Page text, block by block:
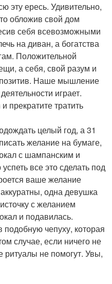
эту ересь. Удивительно,
обложив свой дом
себя всевозможными
на диван, а богатства
Положительной
а себя, свой разум и
Наше мышление
играет.
прекратите тратить
целый год, а 31
желание на бумаге,
с шампанским и
все это сделать под
ваше желание
одна девушка
с желанием
и подавилась.
чепуху, которая
случае, если ничего не
ритуалы не помогут. Увы,